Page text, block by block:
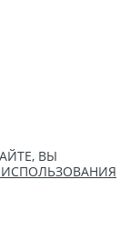
ВЫ